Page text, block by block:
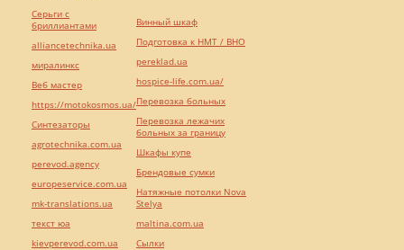
Серьги с
бриллиантами
alliancetechnika.ua
миралинкс
Веб мастер
https://motokosmos.ua/
Синтезаторы
agrotechnika.com.ua
perevod.agency
europeservice.com.ua
mk-translations.ua
текст юа
kievperevod.com.ua
Винный шкаф
Подготовка к НМТ / ВНО
pereklad.ua
hospice-life.com.ua/
Перевозка больных
Перевозка лежачих
больных за границу
Шкафы купе
Брендовые сумки
Натяжные потолки Nova
Stelya
maltina.com.ua
Cылки